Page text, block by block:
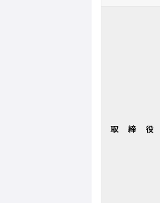
取締役